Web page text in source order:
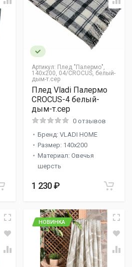
Артикул: Плед "Палермо",
140х200, 04/CROCUS, белый-
дым-т.сер
Плед Vladi Палермо
CROCUS-4 белый-
дым-т.сер
0 отзывов
Бренд: VLADI HOME
Размер: 140x200
Материал: Овечья
шерсть
1 230 ₽
НОВИНКА